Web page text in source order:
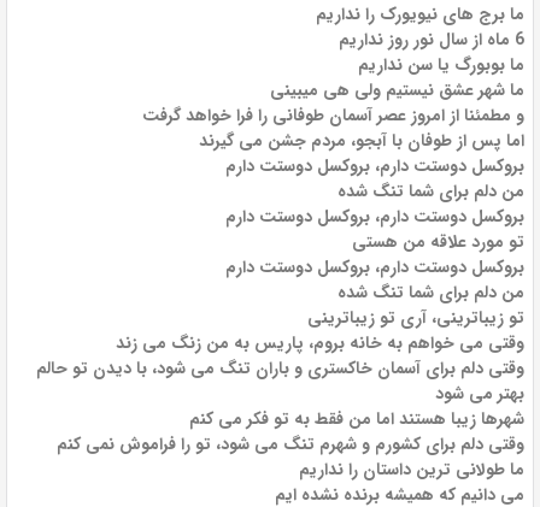
ما برج های نیویورک را نداریم
6 ماه از سال نور روز نداریم
ما بوبورگ یا سن نداریم
ما شهر عشق نیستیم ولی هی میبینی
و مطمئنا از امروز عصر آسمان طوفانی را فرا خواهد گرفت
اما پس از طوفان با آبجو، مردم جشن می گیرند
بروکسل دوستت دارم، بروکسل دوستت دارم
من دلم برای شما تنگ شده
بروکسل دوستت دارم، بروکسل دوستت دارم
تو مورد علاقه من هستی
بروکسل دوستت دارم، بروکسل دوستت دارم
من دلم برای شما تنگ شده
تو زیباترینی، آری تو زیباترینی
وقتی می خواهم به خانه بروم، پاریس به من زنگ می زند
وقتی دلم برای آسمان خاکستری و باران تنگ می شود، با دیدن تو حالم
بهتر می شود
شهرها زیبا هستند اما من فقط به تو فکر می کنم
وقتی دلم برای کشورم و شهرم تنگ می شود، تو را فراموش نمی کنم
ما طولانی ترین داستان را نداریم
می دانیم که همیشه برنده نشده ایم